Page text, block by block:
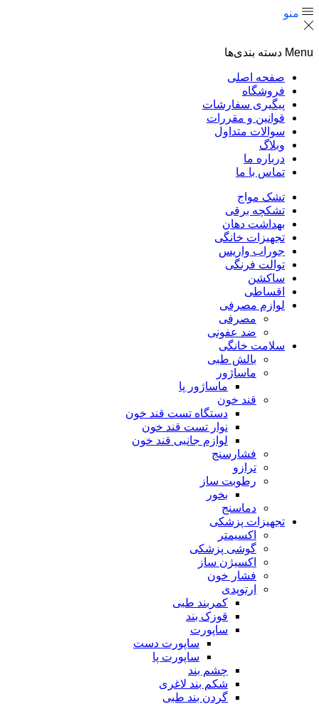
منو
Menu دسته بندی‌ها
صفحه اصلی
فروشگاه
پیگیری سفارشات
قوانین و مقررات
سوالات متداول
وبلاگ
درباره ما
تماس با ما
تشک مواج
تشکچه برقی
بهداشت دهان
تجهیزات خانگی
جوراب واریس
توالت فرنگی
ساکشن
اقساطی
لوازم مصرفی
مصرفی
ضد عفونی
سلامت خانگی
بالش طبی
ماساژور
ماساژور پا
قند خون
دستگاه تست قند خون
نوار تست قند خون
لوازم جانبی قند خون
فشارسنج
ترازو
رطوبت ساز
بخور
دماسنج
تجهیزات پزشکی
اکسیمتر
گوشی پزشکی
اکسیژن ساز
فشار خون
ارتوپدی
کمربند طبی
قوزک بند
ساپورت
ساپورت دست
ساپورت پا
چشم بند
شکم بند لاغری
گردن بند طبی